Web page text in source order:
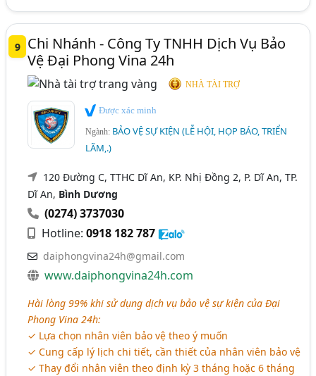
9
Chi Nhánh - Công Ty TNHH Dịch Vụ Bảo
Vệ Đại Phong Vina 24h
NHÀ TÀI TRỢ
Được xác minh
Ngành: BẢO VỆ SỰ KIỆN (LỄ HỘI, HỌP BÁO, TRIỂN
LÃM,.)
120 Đường C, TTHC Dĩ An, KP. Nhị Đồng 2, P. Dĩ An, TP.
Dĩ An, Bình Dương
(0274) 3737030
Hotline:0918 182 787
daiphongvina24h@gmail.com
www.daiphongvina24h.com
Hài lòng 99% khi sử dụng dịch vụ bảo vệ sự kiện của Đại
Phong Vina 24h:
✓ Lựa chọn nhân viên bảo vệ theo ý muốn
✓ Cung cấp lý lịch chi tiết, cần thiết của nhân viên bảo vệ
✓ Thay đổi nhân viên theo định kỳ 3 tháng hoặc 6 tháng